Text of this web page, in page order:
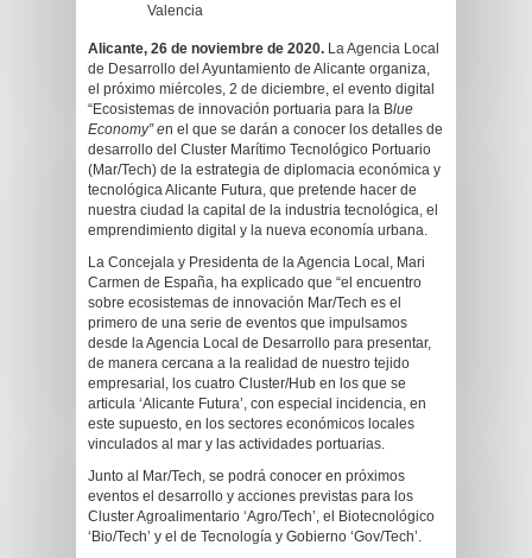
Valencia
Alicante, 26 de noviembre de 2020. La Agencia Local
de Desarrollo del Ayuntamiento de Alicante organiza,
el próximo miércoles, 2 de diciembre, el evento digital
“Ecosistemas de innovación portuaria para la Blue
Economy” en el que se darán a conocer los detalles de
desarrollo del Cluster Marítimo Tecnológico Portuario
(Mar/Tech) de la estrategia de diplomacia económica y
tecnológica Alicante Futura, que pretende hacer de
nuestra ciudad la capital de la industria tecnológica, el
emprendimiento digital y la nueva economía urbana.
La Concejala y Presidenta de la Agencia Local, Mari
Carmen de España, ha explicado que “el encuentro
sobre ecosistemas de innovación Mar/Tech es el
primero de una serie de eventos que impulsamos
desde la Agencia Local de Desarrollo para presentar,
de manera cercana a la realidad de nuestro tejido
empresarial, los cuatro Cluster/Hub en los que se
articula ‘Alicante Futura’, con especial incidencia, en
este supuesto, en los sectores económicos locales
vinculados al mar y las actividades portuarias.
Junto al Mar/Tech, se podrá conocer en próximos
eventos el desarrollo y acciones previstas para los
Cluster Agroalimentario ‘Agro/Tech’, el Biotecnológico
‘Bio/Tech’ y el de Tecnología y Gobierno ‘Gov/Tech’.